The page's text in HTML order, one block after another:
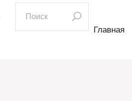
искать:
Главная